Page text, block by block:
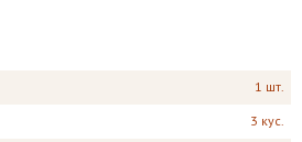
1 шт.
3 кус.